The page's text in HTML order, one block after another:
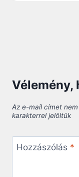
Vélemény,
Az e-mail címet
karakterrel jelöltük
Hozzászólás *